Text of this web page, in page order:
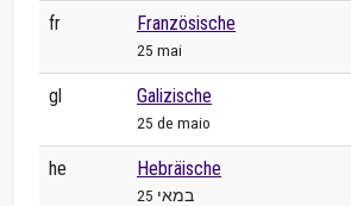
fr Französische
25 mai
gl Galizische
25 de maio
he Hebräische
25 במאי